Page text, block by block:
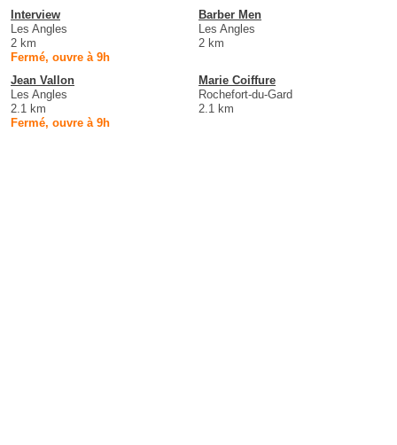
Interview
Les Angles
2 km
Fermé, ouvre à 9h
Barber Men
Les Angles
2 km
Jean Vallon
Les Angles
2.1 km
Fermé, ouvre à 9h
Marie Coiffure
Rochefort-du-Gard
2.1 km